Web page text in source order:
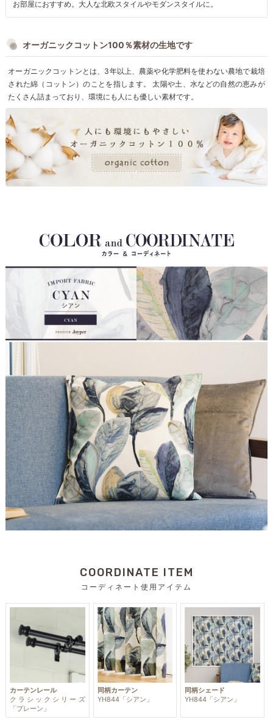
お部屋におすすめ。大人な北欧スタイルやモダンスタイルに。
オーガニックコットン100％素材の生地です
オーガニックコットンとは、3年以上、農薬や化学肥料を使わない農地で栽培
された綿（コットン）のことを指します。 太陽や土、水などの自然の恵みが
たくさん詰まっており、環境にも人にも優しい素材です。
COORDINATE ITEM
コーディネート使用アイテム
カーテンレール
クラシックシリーズ
「プレーン」
同柄カーテン
YH844「シアン」
同柄シェード
YH844「シアン」